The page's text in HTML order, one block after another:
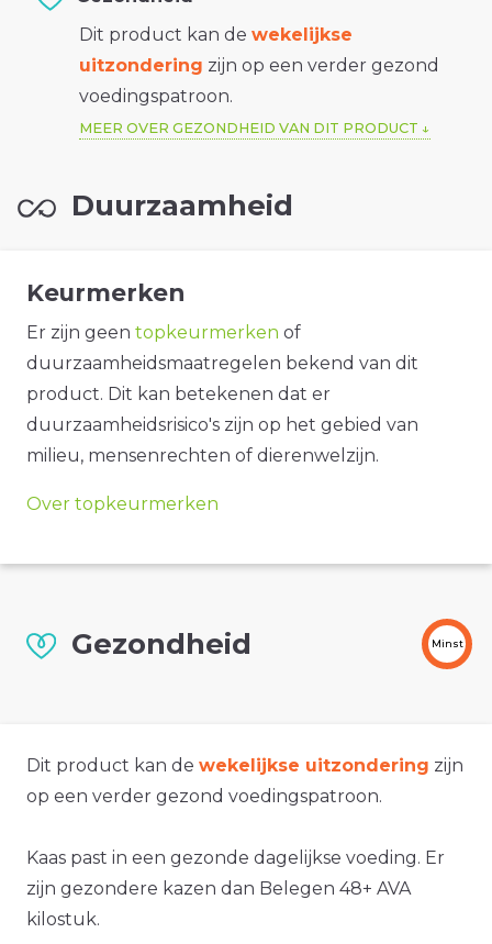
Dit product kan de wekelijkse
uitzondering zijn op een verder gezond
voedingspatroon.
MEER OVER GEZONDHEID VAN DIT PRODUCT
Duurzaamheid
Keurmerken
Er zijn geen topkeurmerken of
duurzaamheidsmaatregelen bekend van dit
product. Dit kan betekenen dat er
duurzaamheidsrisico's zijn op het gebied van
milieu, mensenrechten of dierenwelzijn.
Over topkeurmerken
Gezondheid Minst
Dit product kan de wekelijkse uitzondering zijn
op een verder gezond voedingspatroon.
Kaas past in een gezonde dagelijkse voeding. Er
zijn gezondere kazen dan Belegen 48+ AVA
kilostuk.